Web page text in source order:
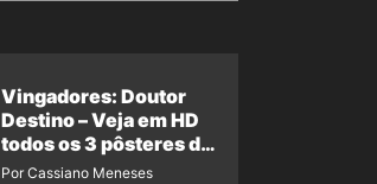
Vingadores: Doutor
Destino – Veja em HD
todos os 3 pôsteres de
‘Doomsday’ + 1 imagem
Por Cassiano Meneses